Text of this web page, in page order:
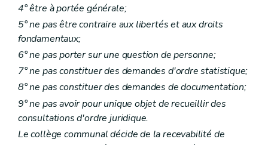
Art. L2212-17
Art. L2212-18
Art. L2212-19
Art. L2212-21
Art. L2212-22
Art. L2212-23
Art. L2212-24
Art. L2212-25
Art. L2212-26
Art. L2212-27
Sous-section 3 Droit à l'information
4° être à portée générale;
5° ne pas être contraire aux libertés et aux droits
fondamentaux;
6° ne pas porter sur une question de personne;
7° ne pas constituer des demandes d'ordre statistique;
8° ne pas constituer des demandes de documentation;
9° ne pas avoir pour unique objet de recueillir des
consultations d'ordre juridique.
Le collège communal décide de la recevabilité de